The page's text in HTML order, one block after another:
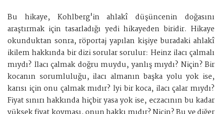
Bu hikaye, Kohlberg'in ahlakî düşüncenin doğasını
araştırmak için tasarladığı yedi hikayeden biridir. Hikaye
okunduktan sonra, röportaj yapılan kişiye buradaki ahlakî
ikilem hakkında bir dizi sorular sorulur: Heinz ilacı çalmalı
mıydı? İlacı çalmak doğru muydu, yanlış mıydı? Niçin? Bir
kocanın sorumluluğu, ilacı almanın başka yolu yok ise,
karısı için onu çalmak mıdır? İyi bir koca, ilacı çalar mıydı?
Fiyat sınırı hakkında hiçbir yasa yok ise, eczacının bu kadar